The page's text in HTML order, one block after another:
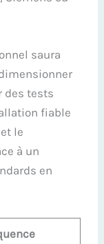
saura
des tests
fiable
le
à un
en